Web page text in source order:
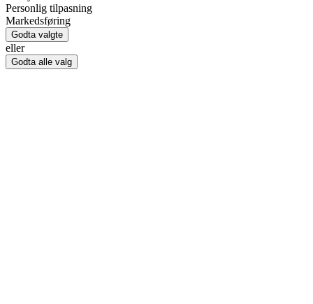
Personlig tilpasning
Markedsføring
Godta valgte
eller
Godta alle valg